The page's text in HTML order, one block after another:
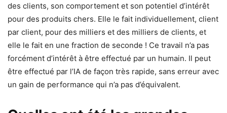
des clients, son comportement et son potentiel d’intérêt
pour des produits chers. Elle le fait individuellement, client
par client, pour des milliers et des milliers de clients, et
elle le fait en une fraction de seconde ! Ce travail n’a pas
forcément d’intérêt à être effectué par un humain. Il peut
être effectué par l’IA de façon très rapide, sans erreur avec
un gain de performance qui n’a pas d’équivalent.